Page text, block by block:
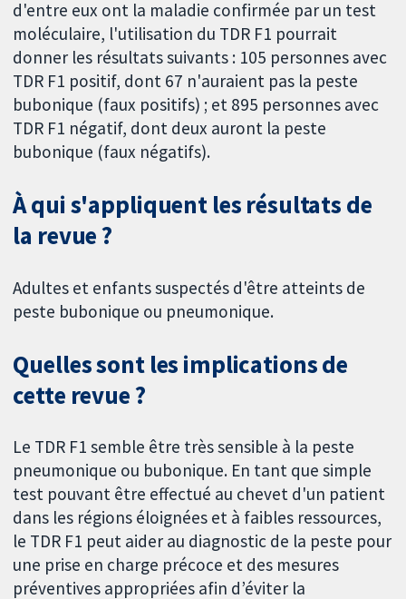
d'entre eux ont la maladie confirmée par un test
moléculaire, l'utilisation du TDR F1 pourrait
donner les résultats suivants : 105 personnes avec
TDR F1 positif, dont 67 n'auraient pas la peste
bubonique (faux positifs) ; et 895 personnes avec
TDR F1 négatif, dont deux auront la peste
bubonique (faux négatifs).
À qui s'appliquent les résultats de
la revue ?
Adultes et enfants suspectés d'être atteints de
peste bubonique ou pneumonique.
Quelles sont les implications de
cette revue ?
Le TDR F1 semble être très sensible à la peste
pneumonique ou bubonique. En tant que simple
test pouvant être effectué au chevet d'un patient
dans les régions éloignées et à faibles ressources,
le TDR F1 peut aider au diagnostic de la peste pour
une prise en charge précoce et des mesures
préventives appropriées afin d’éviter la